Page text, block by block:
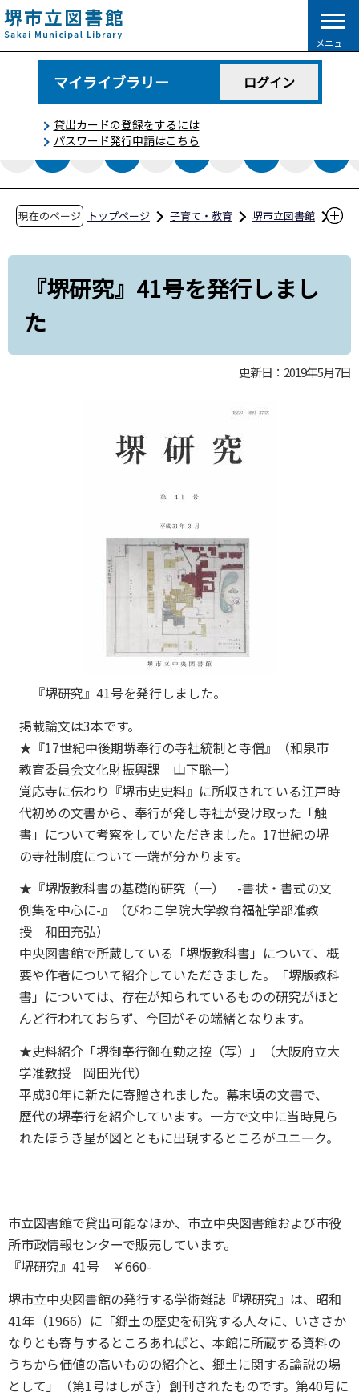
こ
の
ペ
で
メニュー
マイライブラリー ログイン
貸出カードの登録をするには
パスワード発行申請はこちら
現在のページ トップページ 子育て・教育
堺市立図書館
『堺研究』41号を発行しまし
た
更新日：2019年5月7日
『堺研究』41号を発行しました。
掲載論文は3本です。
★『17世紀中後期堺奉行の寺社統制と寺僧』（和泉市
教育委員会文化財振興課 山下聡一）
覚応寺に伝わり『堺市史史料』に所収されている江戸時
代初めの文書から、奉行が発し寺社が受け取った「触
書」について考察をしていただきました。17世紀の堺
の寺社制度について一端が分かります。
★『堺版教科書の基礎的研究（一） -書状・書式の文
例集を中心に-』（びわこ学院大学教育福祉学部准教
授 和田充弘）
中央図書館で所蔵している「堺版教科書」について、概
要や作者について紹介していただきました。「堺版教科
書」については、存在が知られているものの研究がほと
んど行われておらず、今回がその端緒となります。
★史料紹介「堺御奉行御在勤之控（写）」（大阪府立大
学准教授 岡田光代）
平成30年に新たに寄贈されました。幕末頃の文書で、
歴代の堺奉行を紹介しています。一方で文中に当時見ら
れたほうき星が図とともに出現するところがユニーク。
市立図書館で貸出可能なほか、市立中央図書館および市役
所市政情報センターで販売しています。
『堺研究』41号 ￥660-
堺市立中央図書館の発行する学術雑誌『堺研究』は、昭和
41年（1966）に「郷土の歴史を研究する人々に、いささか
なりとも寄与するところあればと、本館に所蔵する資料の
うちから価値の高いものの紹介と、郷土に関する論説の場
として」（第1号はしがき）創刊されたものです。第40号に